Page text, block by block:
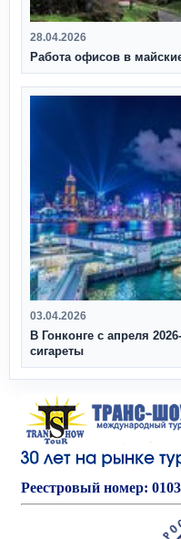
28.04.2026
Работа офисов в
03.04.2026
В Гонконге с апреля
сигареты
Реестровый номер: